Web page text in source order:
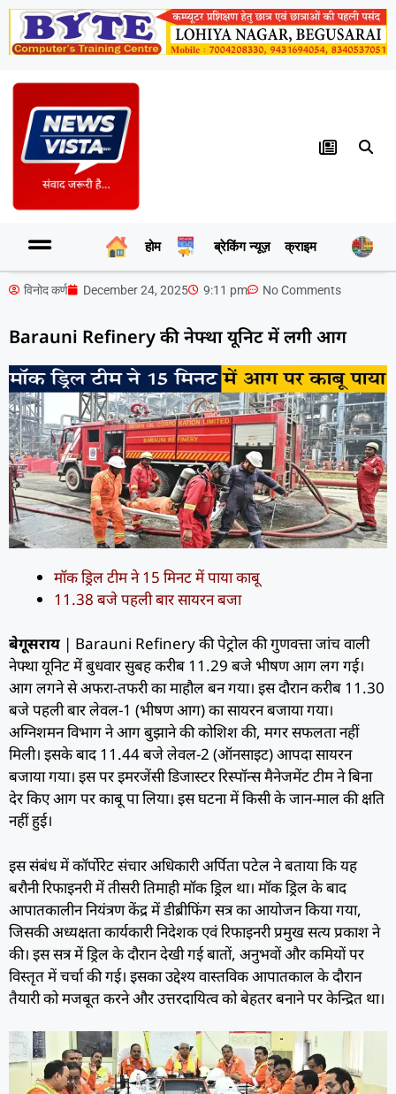
होम ब्रेकिंग न्यूज़ क्राइम
विनोद कर्ण December 24, 2025 9:11 pm No Comments
Barauni Refinery की नेफ्था यूनिट में लगी आग
मॉक ड्रिल टीम ने 15 मिनट में पाया काबू
11.38 बजे पहली बार सायरन बजा
बेगूसराय | Barauni Refinery की पेट्रोल की गुणवत्ता जांच वाली
नेफ्था यूनिट में बुधवार सुबह करीब 11.29 बजे भीषण आग लग गई।
आग लगने से अफरा-तफरी का माहौल बन गया। इस दौरान करीब 11.30
बजे पहली बार लेवल-1 (भीषण आग) का सायरन बजाया गया।
अग्निशमन विभाग ने आग बुझाने की कोशिश की, मगर सफलता नहीं
मिली। इसके बाद 11.44 बजे लेवल-2 (ऑनसाइट) आपदा सायरन
बजाया गया। इस पर इमरजेंसी डिजास्टर रिस्पॉन्स मैनेजमेंट टीम ने बिना
देर किए आग पर काबू पा लिया। इस घटना में किसी के जान-माल की क्षति
नहीं हुई।
इस संबंध में कॉर्पोरेट संचार अधिकारी अर्पिता पटेल ने बताया कि यह
बरौनी रिफाइनरी में तीसरी तिमाही मॉक ड्रिल था। मॉक ड्रिल के बाद
आपातकालीन नियंत्रण केंद्र में डीब्रीफिंग सत्र का आयोजन किया गया,
जिसकी अध्यक्षता कार्यकारी निदेशक एवं रिफाइनरी प्रमुख सत्य प्रकाश ने
की। इस सत्र में ड्रिल के दौरान देखी गई बातों, अनुभवों और कमियों पर
विस्तृत में चर्चा की गई। इसका उद्देश्य वास्तविक आपातकाल के दौरान
तैयारी को मजबूत करने और उत्तरदायित्व को बेहतर बनाने पर केन्द्रित था।